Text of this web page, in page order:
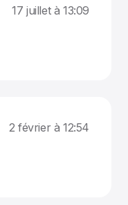
17 juillet à 13:09
2 février à 12:54